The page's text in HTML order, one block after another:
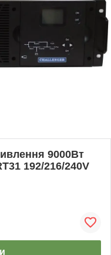
9000Вт
192/216/240V